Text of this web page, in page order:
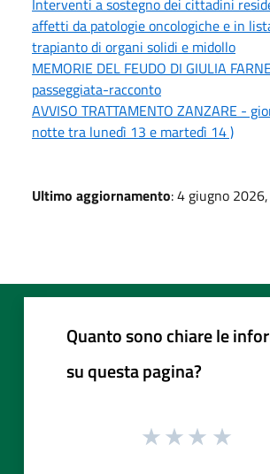
affetti da patologie oncologiche e in
trapianto di organi solidi e midollo
MEMORIE DEL FEUDO DI GIULIA
passeggiata-racconto
AVVISO TRATTAMENTO ZANZARE -
notte tra lunedì 13 e martedì 14 )
Ultimo aggiornamento: 4 giugno
Quanto sono chiare le
su questa pagina?